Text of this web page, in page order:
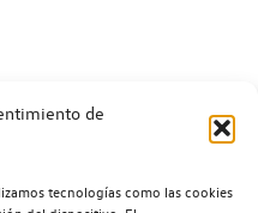
de
tecnologías como las cookies